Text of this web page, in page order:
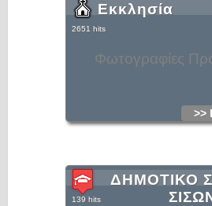
Φωτογραφίες
Εκκλησία
2651 hits
>>
ΔΗΜΟΤΙΚΟ
139 hits